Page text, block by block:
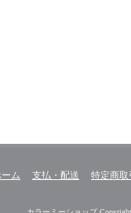
ム 支払・配送 特定商取